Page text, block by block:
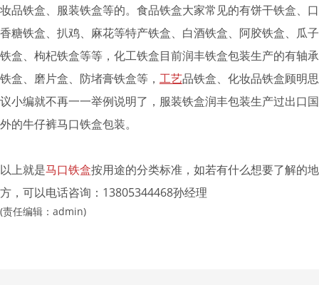
妆品铁盒、服装铁盒等的。食品铁盒大家常见的有饼干铁盒、口
香糖铁盒、扒鸡、麻花等特产铁盒、白酒铁盒、阿胶铁盒、瓜子
铁盒、枸杞铁盒等等，化工铁盒目前润丰铁盒包装生产的有轴承
铁盒、磨片盒、防堵膏铁盒等， 工艺品铁盒、化妆品铁盒顾明思
议小编就不再一一举例说明了，服装铁盒润丰包装生产过出口国
外的牛仔裤马口铁盒包装。
以上就是马口铁盒按用途的分类标准，如若有什么想要了解的地
方，可以电话咨询：13805344468孙经理
(责任编辑：admin)